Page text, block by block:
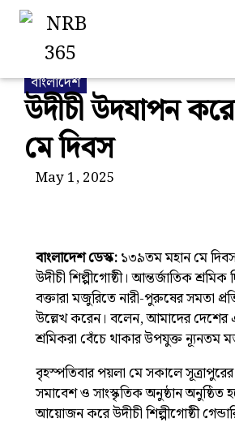
বাংলাদেশ
উদীচী উদযাপন
মে দিবস
May 1, 2025
বাংলাদেশ ডেস্ক:১৩৯তম মহান মে
উদীচী শিল্পীগোষ্ঠী। আন্তর্জাতিক
বক্তারা মজুরিতে নারী-পুরুষের সমতা
উল্লেখ করেন। বলেন, আমাদের দেশের
শ্রমিকরা বেঁচে থাকার উপযুক্ত ন্যূনতম
বৃহস্পতিবার পয়লা মে সকালে
সমাবেশ ও সাংস্কৃতিক অনুষ্ঠান অনুষ্ঠিত
আয়োজন করে উদীচী শিল্পীগোষ্ঠী